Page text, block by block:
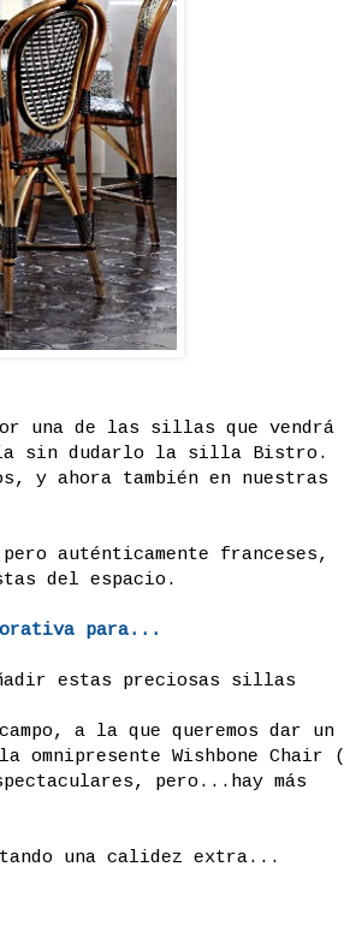
una de las sillas que vendrá
sin dudarlo la silla Bistro.
y ahora también en nuestras
auténticamente franceses,
del espacio.
para...
estas preciosas sillas
a la que queremos dar un
Wishbone Chair (
pero...hay más
una calidez extra...